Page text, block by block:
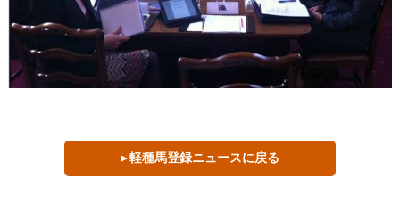
▸ 軽種馬登録ニュースに戻る